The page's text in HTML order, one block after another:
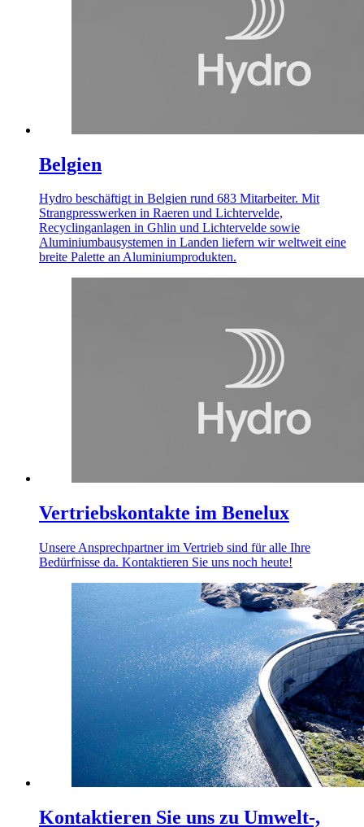
Belgien
Hydro beschäftigt in Belgien rund 683 Mitarbeiter. Mit
Strangpresswerken in Raeren und Lichtervelde,
Recyclinganlagen in Ghlin und Lichtervelde sowie
Aluminiumbausystemen in Landen liefern wir weltweit eine
breite Palette an Aluminiumprodukten.
Vertriebskontakte im Benelux
Unsere Ansprechpartner im Vertrieb sind für alle Ihre
Bedürfnisse da. Kontaktieren Sie uns noch heute!
Kontaktieren Sie uns zu Umwelt-,